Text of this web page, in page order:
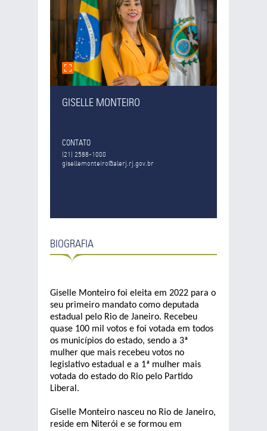
GISELLE MONTEIRO
CONTATO
(21) 2588-1000
gisellemonteiro@alerj.rj.gov.br
BIOGRAFIA
Giselle Monteiro foi eleita em 2022 para o
seu primeiro mandato como deputada
estadual pelo Rio de Janeiro. Recebeu
quase 100 mil votos e foi votada em todos
os municípios do estado, sendo a 3ª
mulher que mais recebeu votos no
legislativo estadual e a 1ª mulher mais
votada do estado do Rio pelo Partido
Liberal.
Giselle Monteiro nasceu no Rio de Janeiro,
reside em Niterói e se formou em